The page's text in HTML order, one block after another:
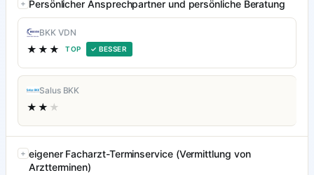
Persönlicher Ansprechpartner und persönliche Beratung
BKK VDN
★★★ TOP ✓ BESSER
Salus BKK
★★ ★
eigener Facharzt-Terminservice (Vermittlung von
Arztterminen)